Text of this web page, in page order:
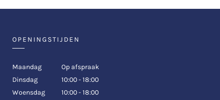
OPENINGSTIJDEN
Maandag
Op afspraak
Dinsdag
10:00 - 18:00
Woensdag
10:00 - 18:00